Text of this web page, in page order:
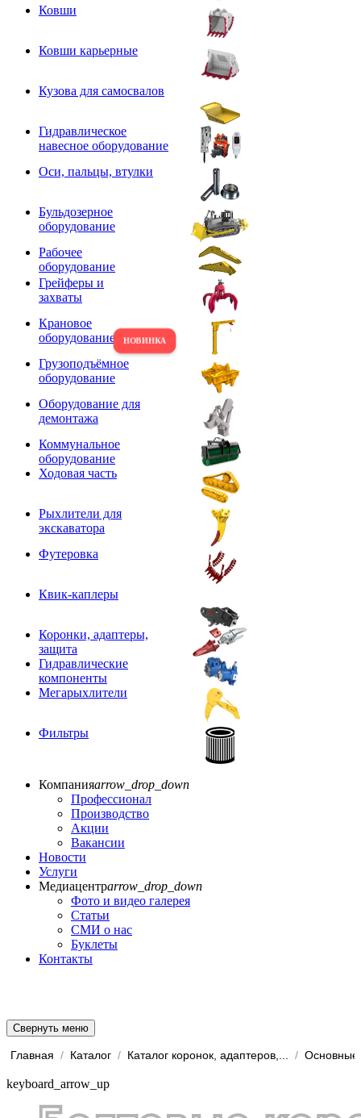
Ковши
Ковши карьерные
Кузова для самосвалов
Гидравлическое
навесное оборудование
Оси, пальцы, втулки
Бульдозерное
оборудование
Рабочее
оборудование
Грейферы и
захваты
Крановое
оборудование
Грузоподъёмное
оборудование
Оборудование для
демонтажа
Коммунальное
оборудование
Ходовая часть
Рыхлители для
экскаватора
Футеровка
Квик-каплеры
Коронки, адаптеры,
защита
Гидравлические
компоненты
Мегарыхлители
Фильтры
Компанияarrow_drop_down
Профессионал
Производство
Акции
Вакансии
Новости
Услуги
Медиацентрarrow_drop_down
Фото и видео галерея
Статьи
СМИ о нас
Буклеты
Контакты
Свернуть меню
Главная / Каталог / Каталог коронок, адаптеров,... / Основные
keyboard_arrow_up